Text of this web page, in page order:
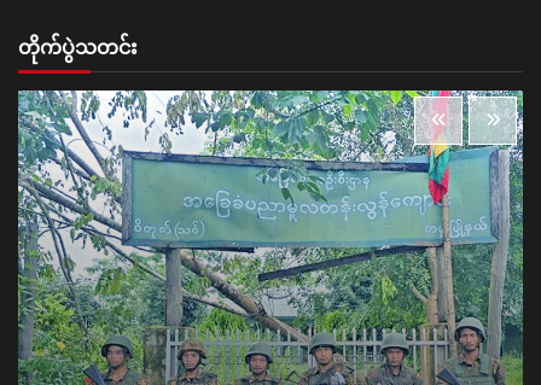
တိုက်ပွဲသတင်း